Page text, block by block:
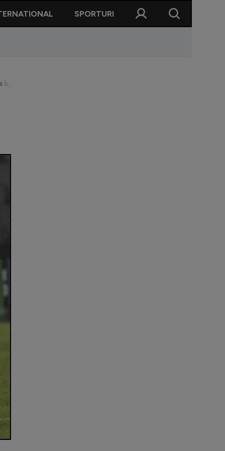
SPORTURI
Thiam la FCSB